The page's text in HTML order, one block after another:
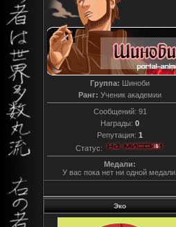
Группа: Шиноби
Ранг: Ученик академии
Сообщений: 91
Награды: 0
Репутация: 1
Статус:
Медали:
У вас пока нет ни одной медали.
Эко